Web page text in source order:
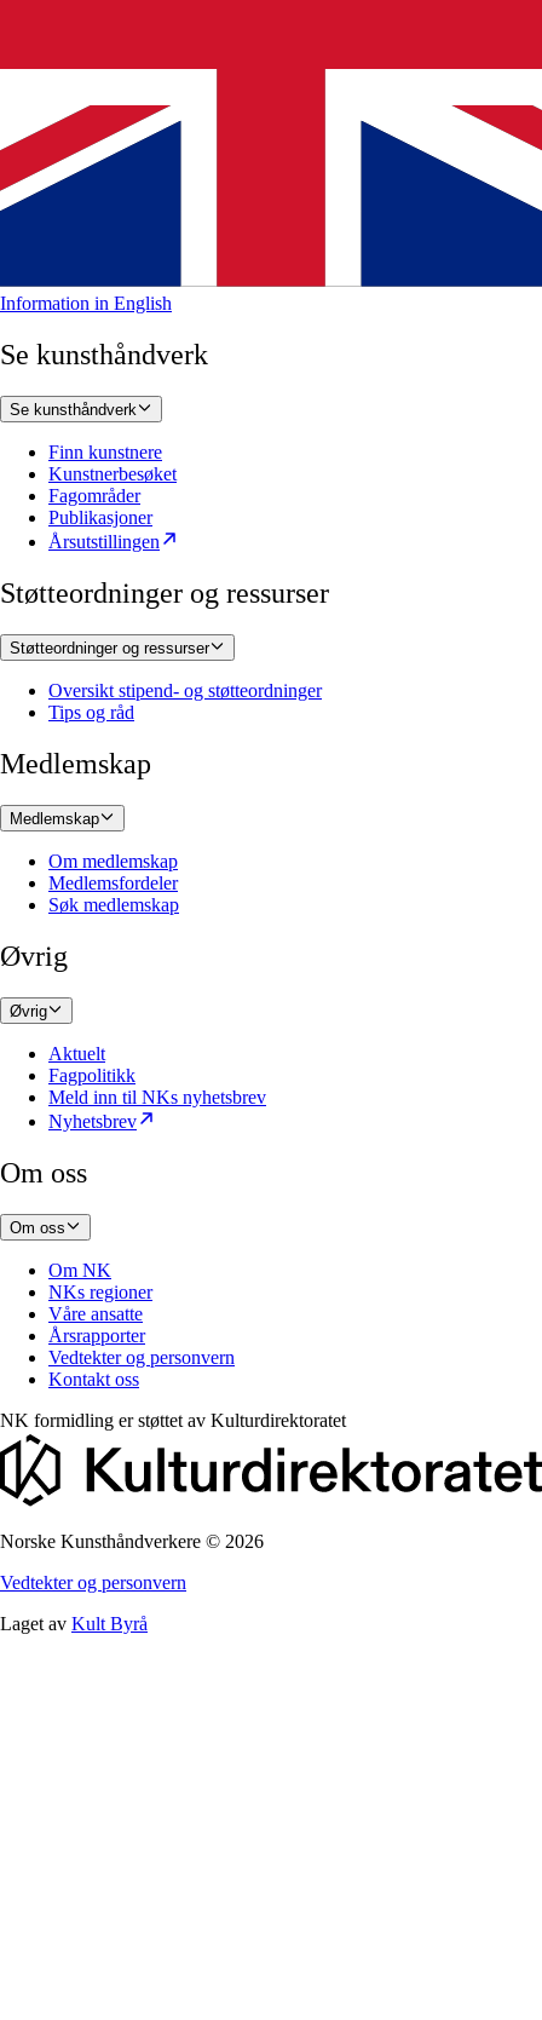
Information in English
Se kunsthåndverk
Se kunsthåndverk
Finn kunstnere
Kunstnerbesøket
Fagområder
Publikasjoner
Årsutstillingen
Støtteordninger og ressurser
Støtteordninger og ressurser
Oversikt stipend- og støtteordninger
Tips og råd
Medlemskap
Medlemskap
Om medlemskap
Medlemsfordeler
Søk medlemskap
Øvrig
Øvrig
Aktuelt
Fagpolitikk
Meld inn til NKs nyhetsbrev
Nyhetsbrev
Om oss
Om oss
Om NK
NKs regioner
Våre ansatte
Årsrapporter
Vedtekter og personvern
Kontakt oss
NK formidling er støttet av Kulturdirektoratet
Norske Kunsthåndverkere © 2026
Vedtekter og personvern
Laget av Kult Byrå